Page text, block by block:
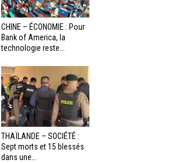
CHINE – ÉCONOMIE : Pour
Bank of America, la
technologie reste...
THAÏLANDE – SOCIÉTÉ :
Sept morts et 15 blessés
dans une...